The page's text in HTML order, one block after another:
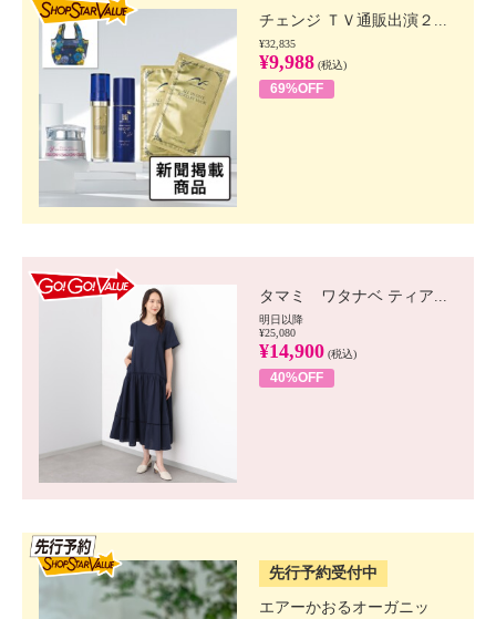
チェンジ ＴＶ通販出演２...
¥32,835
¥9,988 (税込)
69%OFF
タマミ ワタナベ ティア...
明日以降
¥25,080
¥14,900 (税込)
40%OFF
先行予約受付中
エアーかおるオーガニッ